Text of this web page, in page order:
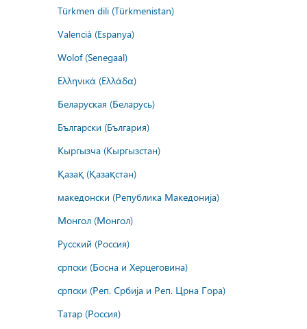
Türkmen dili (Türkmenistan)
Valencià (Espanya)
Wolof (Senegaal)
Ελληνικά (Ελλάδα)
Беларуская (Беларусь)
Български (България)
Кыргызча (Кыргызстан)
Қазақ (Қазақстан)
македонски (Република Македонија)
Монгол (Монгол)
Русский (Россия)
српски (Босна и Херцеговина)
српски (Реп. Србија и Реп. Црна Гора)
Татар (Россия)